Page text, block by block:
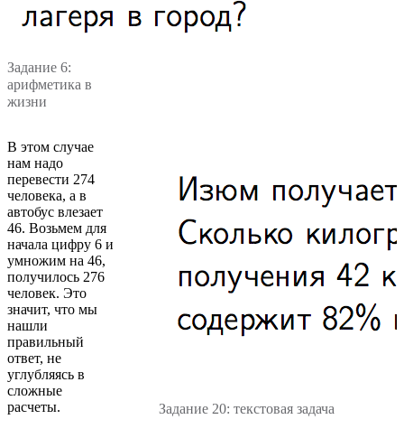
Задание 6:
арифметика в
жизни
В этом случае
нам надо
перевести 274
человека, а в
автобус влезает
46. Возьмем для
начала цифру 6 и
умножим на 46,
получилось 276
человек. Это
значит, что мы
нашли
правильный
ответ, не
углубляясь в
сложные
расчеты.
Задание 20: текстовая задача